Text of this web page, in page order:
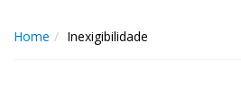
Home Inexigibilidade